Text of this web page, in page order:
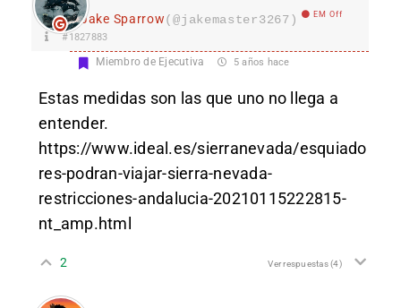
Jake Sparrow(@jakemaster3267) EM Off
#1827883
Miembro de Ejecutiva 5 años hace
Estas medidas son las que uno no llega a
entender.
https://www.ideal.es/sierranevada/esquiado
res-podran-viajar-sierra-nevada-
restricciones-andalucia-20210115222815-
nt_amp.html
2 Ver respuestas(4)